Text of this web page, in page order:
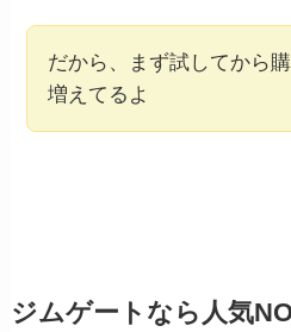
だから、まず試してから
増えてるよ
ジムゲートなら人気